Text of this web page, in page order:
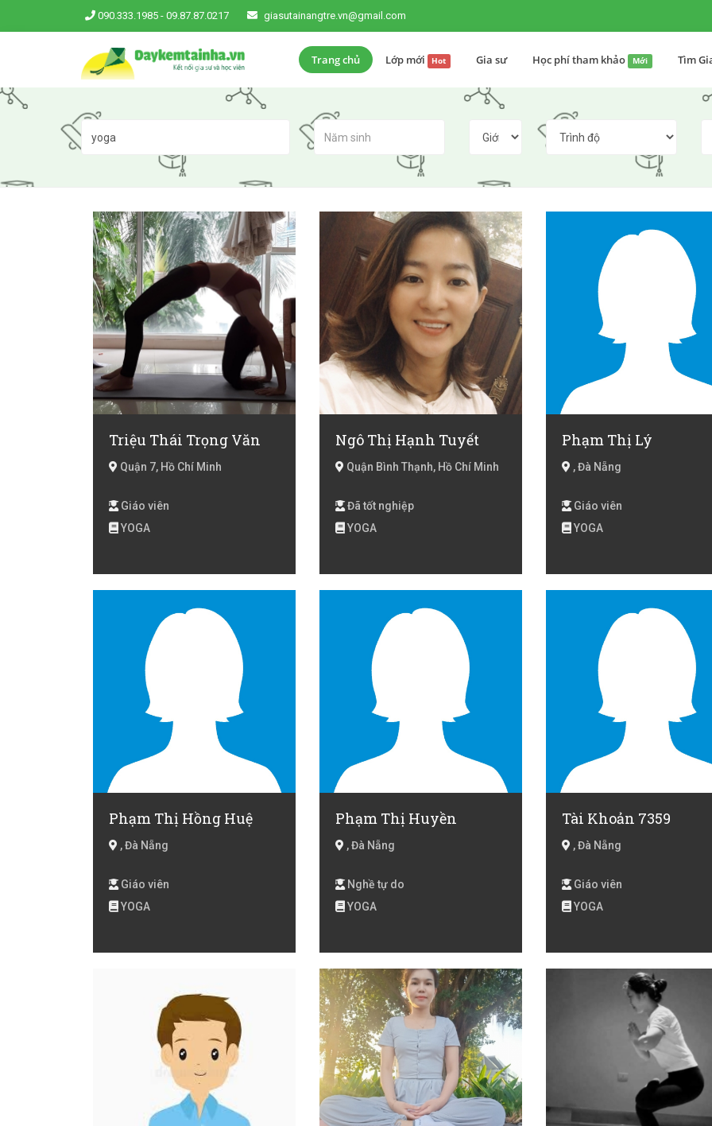
090.333.1985 - 09.87.87.0217 giasutainangtre.vn@gmail.com
Trang chủ Lớp mới Hot Gia sư Học phí tham khảo Mới Tìm
Triệu Thái Trọng Văn
Quận 7, Hồ Chí Minh
Giáo viên
YOGA
Ngô Thị Hạnh Tuyết
Quận Bình Thạnh, Hồ Chí Minh
Đã tốt nghiệp
YOGA
Phạm Thị Lý
, Đà Nẵng
Giáo viên
YOGA
Phạm Thị Hồng Huệ
, Đà Nẵng
Giáo viên
YOGA
Phạm Thị Huyền
, Đà Nẵng
Nghề tự do
YOGA
Tài Khoản 7359
, Đà Nẵng
Giáo viên
YOGA